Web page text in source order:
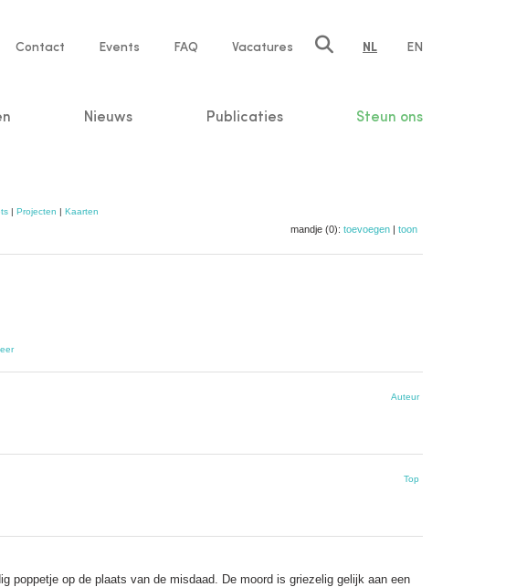
Service
Contact Events FAQ Vacatures NL EN
Nieuws Publicaties Steun ons
| Projecten | Kaarten
mandje (0): toevoegen | toon
Auteur
Top
poppetje op de plaats van de misdaad. De moord is griezelig gelijk aan een